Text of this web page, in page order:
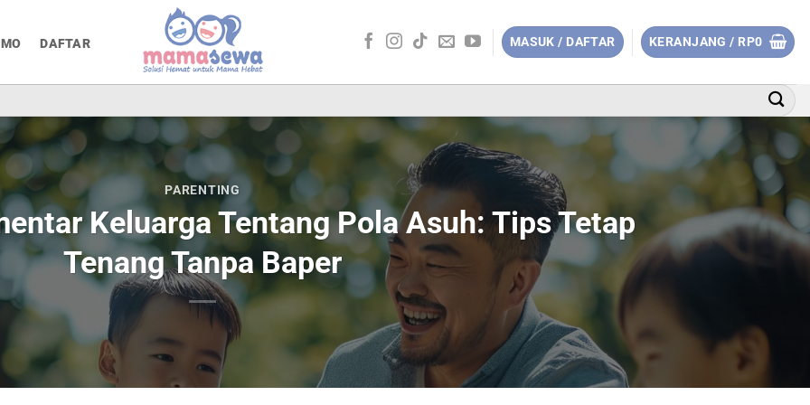
DAFTAR MASUK / DAFTAR KERANJANG / RP0
PARENTING
Keluarga Tentang Pola Asuh: Tips Tetap
Tenang Tanpa Baper